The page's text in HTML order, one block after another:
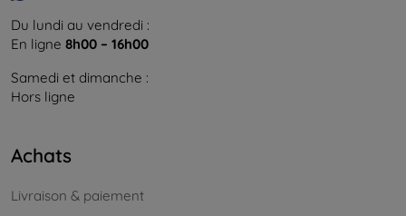
Du lundi au vendredi :
En ligne 8h00 – 16h00
Samedi et dimanche :
Hors ligne
Achats
Livraison & paiement